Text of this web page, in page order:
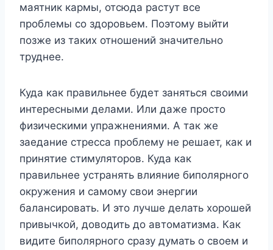
маятник кармы, отсюда растут все
проблемы со здоровьем. Поэтому выйти
позже из таких отношений значительно
труднее.
Куда как правильнее будет заняться своими
интересными делами. Или даже просто
физическими упражнениями. А так же
заедание стресса проблему не решает, как и
принятие стимуляторов. Куда как
правильнее устранять влияние биполярного
окружения и самому свои энергии
балансировать. И это лучше делать хорошей
привычкой, доводить до автоматизма. Как
видите биполярного сразу думать о своем и